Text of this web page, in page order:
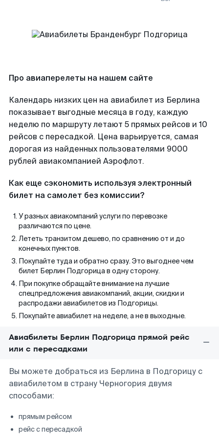
Про авиаперелеты на нашем сайте
Календарь низких цен на авиабилет из Берлина
показывает выгодные месяца в году, каждую
неделю по маршруту летают 5 прямых рейсов и 10
рейсов с пересадкой. Цена варьируется, самая
дорогая из найденных пользователями 9000
рублей авиакомпанией Аэрофлот.
Как еще сэкономить используя электронный
билет на самолет без комиссии?
У разных авиакомпаний услуги по перевозке
различаются по цене.
Лететь транзитом дешево, по сравнению от и до
конечных пунктов.
Покупайте туда и обратно сразу. Это выгоднее чем
билет Берлин Подгорица в одну сторону.
При покупке обращайте внимание на лучшие
спецпредложения авиакомпаний, акции, скидки и
распродажи авиабилетов из Подгорицы.
Покупайте авиабилет на неделе, а не в выходные.
Авиабилеты Берлин Подгорица прямой рейс
или с пересадками
Вы можете добраться из Берлина в Подгорицу с
авиабилетом в страну Черногория двумя
способами:
прямым рейсом
рейс с пересадкой